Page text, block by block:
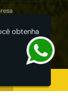
2007.
obtenha